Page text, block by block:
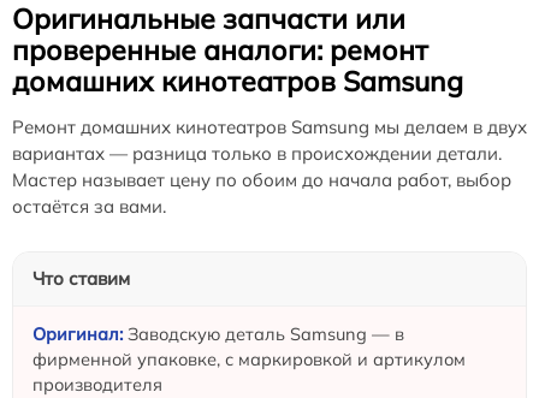
Оригинальные запчасти или
проверенные аналоги: ремонт
домашних кинотеатров Samsung
Ремонт домашних кинотеатров Samsung мы делаем в двух
вариантах — разница только в происхождении детали.
Мастер называет цену по обоим до начала работ, выбор
остаётся за вами.
Что ставим
Заводскую деталь Samsung — в
фирменной упаковке, с маркировкой и артикулом
производителя